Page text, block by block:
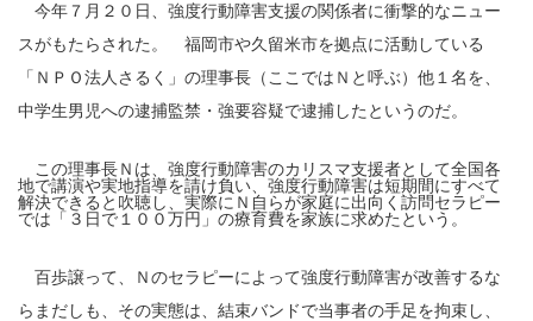
今年７月２０日、強度行動障害支援の関係者に衝撃的なニュー
スがもたらされた。 福岡市や久留米市を拠点に活動している
「ＮＰＯ法人さるく」の理事長（ここではＮと呼ぶ）他１名を、
中学生男児への逮捕監禁・強要容疑で逮捕したというのだ。
この理事長Ｎは、強度行動障害のカリスマ支援者として全国各
地で講演や実地指導を請け負い、強度行動障害は短期間にすべて
解決できると吹聴し、実際にＮ自らが家庭に出向く訪問セラピー
では「３日で１００万円」の療育費を家族に求めたという。
百歩譲って、Ｎのセラピーによって強度行動障害が改善するな
らまだしも、その実態は、結束バンドで当事者の手足を拘束し、